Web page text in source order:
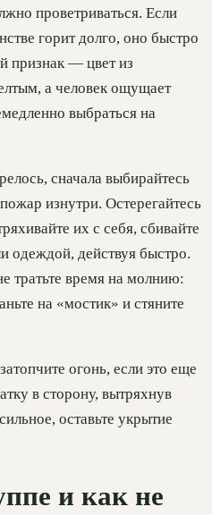
проветриваться. Если
горит долго, оно быстро
признак — цвет из
а человек ощущает
выбраться на
сначала выбирайтесь
изнутри. Остерегайтесь
их с себя, сбивайте
одеждой, действуя быстро.
тратьте время на молнию:
на «мостик» и стяните
огонь, если это еще
в сторону, вытряхнув
оставьте укрытие
и как не